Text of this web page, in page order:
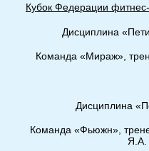
Кубок Федерации
Дисциплина
Команда «Мираж»,
Дисциплина
Команда «Фьюжн»,
Я.А.